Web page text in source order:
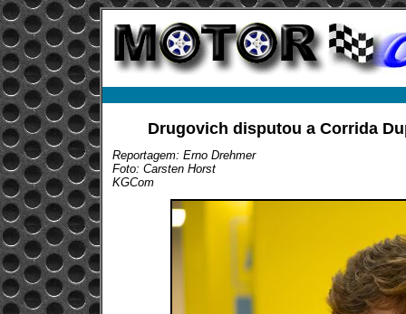
Drugovich disputou a Corrida
Reportagem: Erno Drehmer
Foto: Carsten Horst
KGCom